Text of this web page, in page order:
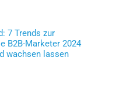
7 Trends zur
B2B-Marketer 2024
wachsen lassen